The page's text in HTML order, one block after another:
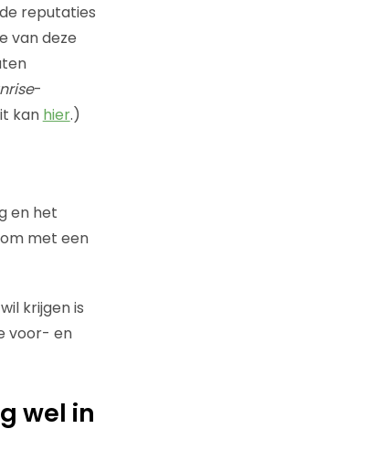
reputaties
van deze
-
kan hier.)
en het
met een
krijgen is
voor- en
wel in